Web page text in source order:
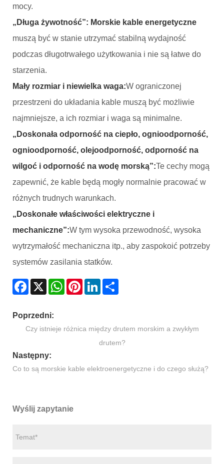
mocy.
„Długa żywotność”: Morskie kable energetyczne
muszą być w stanie utrzymać stabilną wydajność
podczas długotrwałego użytkowania i nie są łatwe do
starzenia.
‌Mały rozmiar i niewielka waga‌:W ograniczonej
przestrzeni do układania kable muszą być możliwie
najmniejsze, a ich rozmiar i waga są minimalne.
„Doskonała odporność na ciepło, ognioodporność,
ognioodporność, olejoodporność, odporność na
wilgoć i odporność na wodę morską”:Te cechy mogą
zapewnić, że kable będą mogły normalnie pracować w
różnych trudnych warunkach.
„Doskonałe właściwości elektryczne i
mechaniczne”:W tym wysoka przewodność, wysoka
wytrzymałość mechaniczna itp., aby zaspokoić potrzeby
systemów zasilania statków.
Facebook
X WhatsAppPinterestLinkedIn
Poprzedni:
Czy istnieje różnica między drutem morskim a zwykłym
drutem?
Następny:
Co to są morskie kable elektroenergetyczne i do czego służą?
Wyślij zapytanie